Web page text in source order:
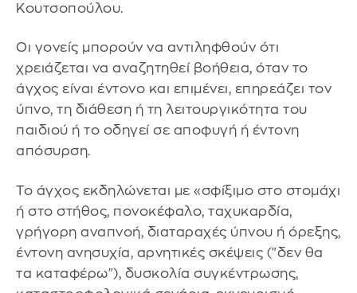
Κουτσοπούλου.
Οι γονείς μπορούν να αντιληφθούν ότι
χρειάζεται να αναζητηθεί βοήθεια, όταν το
άγχος είναι έντονο και επιμένει, επηρεάζει τον
ύπνο, τη διάθεση ή τη λειτουργικότητα του
παιδιού ή το οδηγεί σε αποφυγή ή έντονη
απόσυρση.
Το άγχος εκδηλώνεται με «σφίξιμο στο στομάχι
ή στο στήθος, πονοκέφαλο, ταχυκαρδία,
γρήγορη αναπνοή, διαταραχές ύπνου ή όρεξης,
έντονη ανησυχία, αρνητικές σκέψεις ("δεν θα
τα καταφέρω"), δυσκολία συγκέντρωσης,